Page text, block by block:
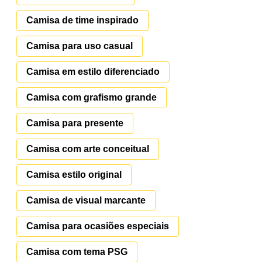
Camisa de time inspirado
Camisa para uso casual
Camisa em estilo diferenciado
Camisa com grafismo grande
Camisa para presente
Camisa com arte conceitual
Camisa estilo original
Camisa de visual marcante
Camisa para ocasiões especiais
Camisa com tema PSG